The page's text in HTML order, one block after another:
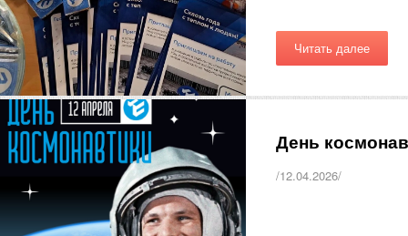
Читать далее
День
/12.04.2026/